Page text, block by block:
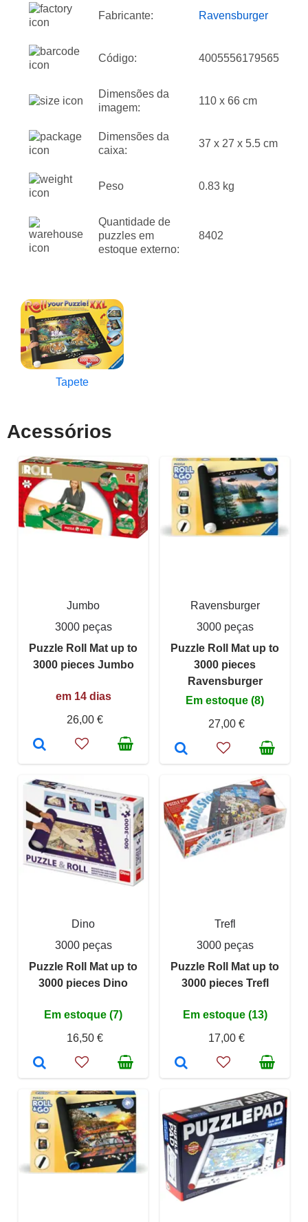
Fabricante: Ravensburger
Código: 4005556179565
Dimensões da
imagem:
110 x 66 cm
Dimensões da
caixa:
37 x 27 x 5.5 cm
Peso 0.83 kg
Quantidade de
puzzles em
estoque externo:
8402
Tapete
Acessórios
Jumbo
3000 peças
Puzzle Roll Mat up to
3000 pieces Jumbo
em 14 dias
26,00 €
Ravensburger
3000 peças
Puzzle Roll Mat up to
3000 pieces
Ravensburger
Em estoque (8)
27,00 €
Dino
3000 peças
Puzzle Roll Mat up to
3000 pieces Dino
Em estoque (7)
16,50 €
Trefl
3000 peças
Puzzle Roll Mat up to
3000 pieces Trefl
Em estoque (13)
17,00 €